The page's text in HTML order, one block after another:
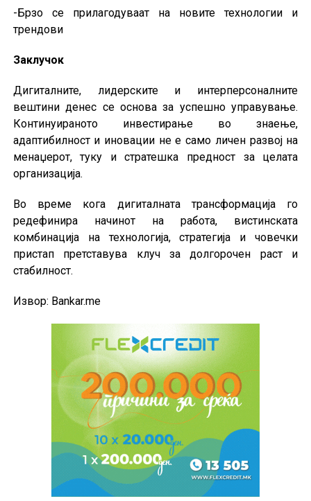
-Брзо се прилагодуваат на новите технологии и
трендови
Заклучок
Дигиталните, лидерските и интерперсоналните
вештини денес се основа за успешно управување.
Континуираното инвестирање во знаење,
адаптибилност и иновации не е само личен развој на
менаџерот, туку и стратешка предност за целата
организација.
Во време кога дигиталната трансформација го
редефинира начинот на работа, вистинската
комбинација на технологија, стратегија и човечки
пристап претставува клуч за долгорочен раст и
стабилност.
Извор: Bankar.me